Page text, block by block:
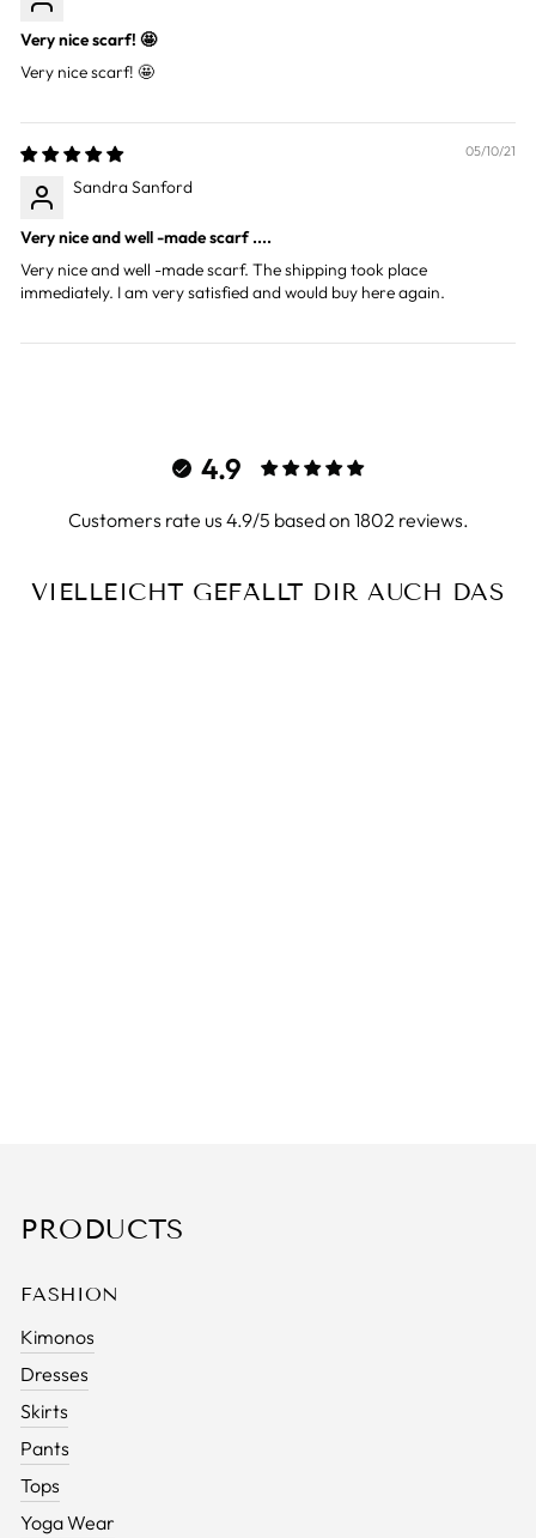
Very nice scarf! 🤩
Very nice scarf! 🤩
05/10/21
Sandra Sanford
Very nice and well -made scarf ....
Very nice and well -made scarf. The shipping took place
immediately. I am very satisfied and would buy here again.
4.9
Customers rate us 4.9/5 based on 1802 reviews.
VIELLEICHT GEFÄLLT DIR AUCH DAS
PRODUCTS
FASHION
Kimonos
Dresses
Skirts
Pants
Tops
Yoga Wear